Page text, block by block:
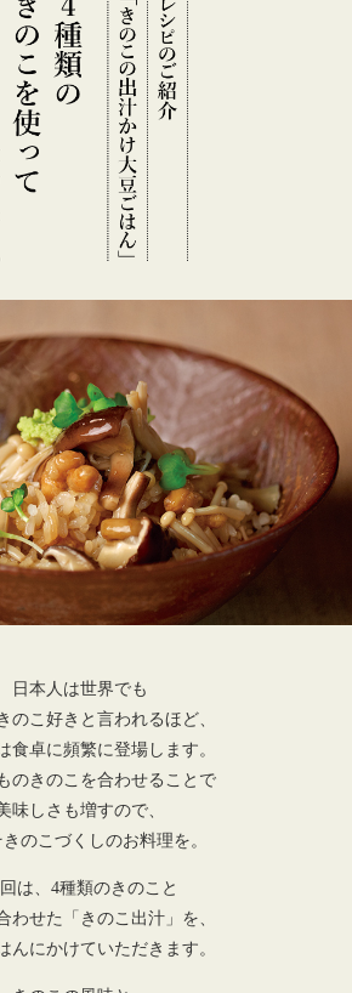
日本人は世界でも
のこ好きと言われるほど、
食卓に頻繁に登場します。
のきのこを合わせることで
味しさも増すので、
のこづくしのお料理を。
は、4種類のきのこと
わせた「きのこ出汁」を、
んにかけていただきます。